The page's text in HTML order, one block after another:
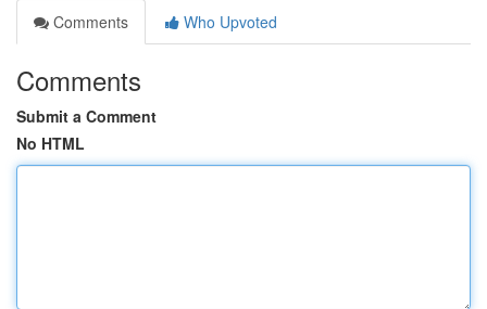
Comments
Who Upvoted
Comments
Submit a Comment
No HTML